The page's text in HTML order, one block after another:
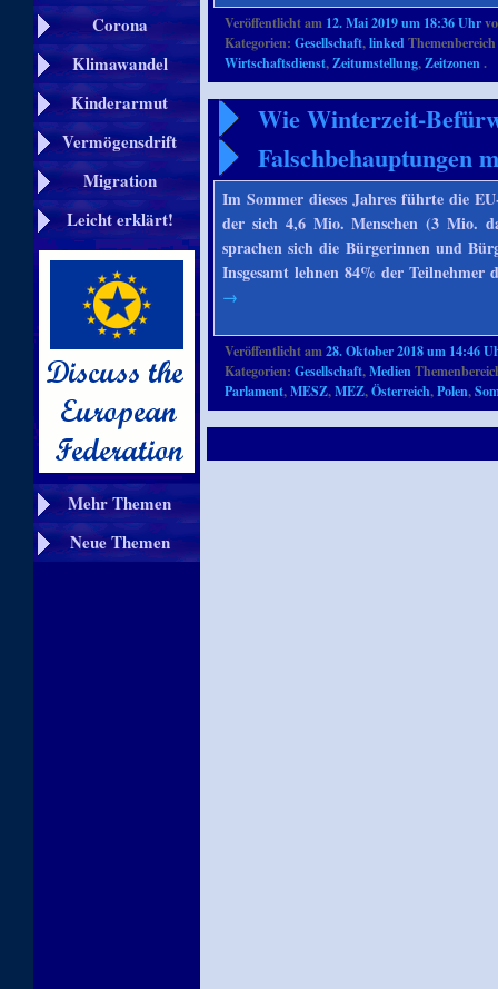
Corona
Klimawandel
Kinderarmut
Vermögensdrift
Migration
Leicht erklärt!
Mehr Themen
Neue Themen
Veröffentlicht am 12. Mai 2019 um 18:36 Uhr
Kategorien:Gesellschaft,linked
Wirtschaftsdienst,Zeitumstellung,Zeitzonen.
Wie Winterzeit-
Falschbehauptungen
Im Sommer dieses Jahres führte die
der sich 4,6 Mio. Menschen (3 Mio.
sprachen sich die Bürgerinnen und
Insgesamt lehnen 84% der
→
Veröffentlicht am28. Oktober 2018 um 14:46
Kategorien:Gesellschaft,Medien
Parlament,MESZ,MEZ,Österreich,Polen,